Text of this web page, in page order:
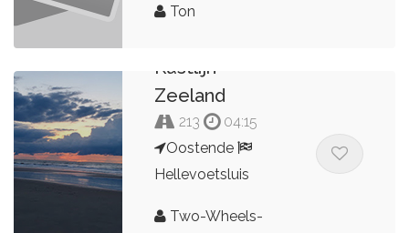
Ton
Kustlijn
Zeeland
213
04:15
Oostende
Hellevoetsluis
Two-Wheels-